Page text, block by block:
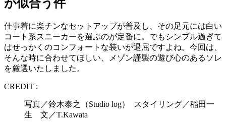
が似合う件
仕事着に楽チンなセットアップが普及し、その足元には白い
コート系スニーカーを選ぶのが定番に。でもシンプル過ぎて
はせっかくのコンフォートな装いが退屈ですよね。今回は、
そんな時に合わせてほしい、メゾン謹製の遊び心のあるソレ
を厳選いたしました。
CREDIT :
写真／鈴木泰之（Studio log） スタイリング／稲田一
生 文／T.Kawata